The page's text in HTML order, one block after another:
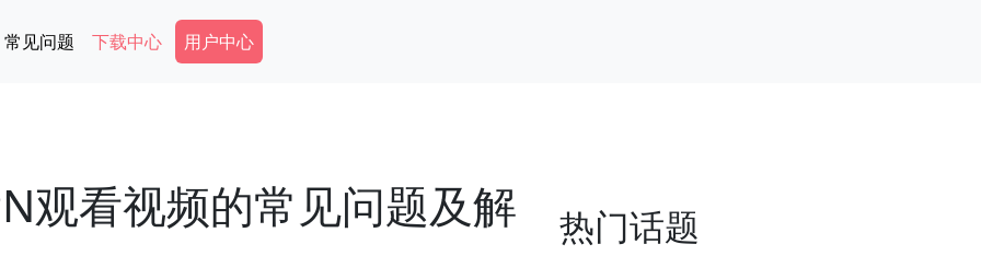
常见问题 下载中心 Secondary Menu
用户中心
观看视频的常见问题及解 热门话题